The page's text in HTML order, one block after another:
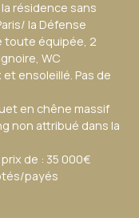
résidence sans
la Défense
toute équipée, 2
WC
ensoleillé. Pas de
en chêne massif
non attribué dans la
de : 35 000€
payés